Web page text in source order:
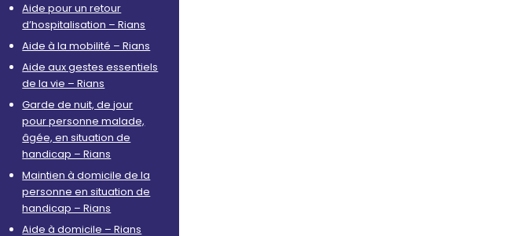
Aide pour un retour
d’hospitalisation – Rians
Aide à la mobilité – Rians
Aide aux gestes essentiels
de la vie – Rians
Garde de nuit, de jour
pour personne malade,
âgée, en situation de
handicap – Rians
Maintien à domicile de la
personne en situation de
handicap – Rians
Aide à domicile – Rians